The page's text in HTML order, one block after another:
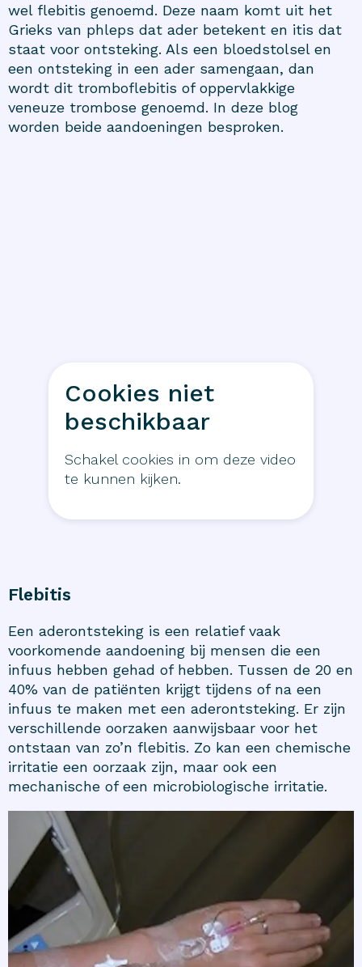
wel flebitis genoemd. Deze naam komt uit het
Grieks van phleps dat ader betekent en itis dat
staat voor ontsteking. Als een bloedstolsel en
een ontsteking in een ader samengaan, dan
wordt dit tromboflebitis of oppervlakkige
veneuze trombose genoemd. In deze blog
worden beide aandoeningen besproken.
Cookies niet
beschikbaar
Schakel cookies in om deze video
te kunnen kijken.
Flebitis
Een aderontsteking is een relatief vaak
voorkomende aandoening bij mensen die een
infuus hebben gehad of hebben. Tussen de 20 en
40% van de patiënten krijgt tijdens of na een
infuus te maken met een aderontsteking. Er zijn
verschillende oorzaken aanwijsbaar voor het
ontstaan van zo’n flebitis. Zo kan een chemische
irritatie een oorzaak zijn, maar ook een
mechanische of een microbiologische irritatie.